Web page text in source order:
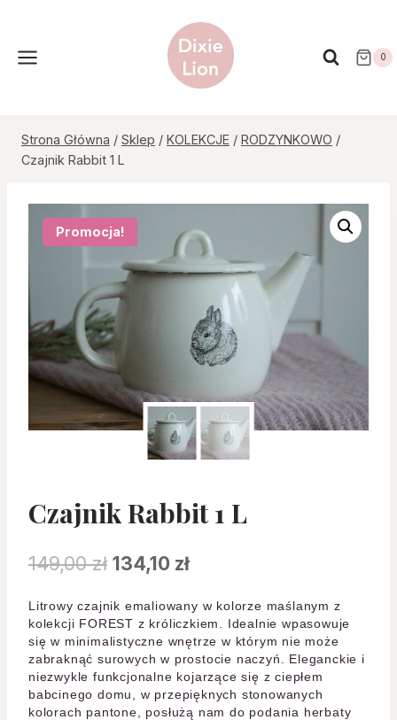
treści
0
Strona Główna / Sklep / KOLEKCJE / RODZYNKOWO /
Czajnik Rabbit 1 L
Promocja!
Czajnik Rabbit 1 L
149,00zł Pierwotna
wynosiła:
149,00 zł.
134,10 złAktualna
wynosi:
134,10 zł.
Litrowy czajnik emaliowany w kolorze maślanym z
kolekcji FOREST z króliczkiem. Idealnie wpasowuje
się w minimalistyczne wnętrze w którym nie może
zabraknąć surowych w prostocie naczyń. Eleganckie i
niezwykle funkcjonalne kojarzące się z ciepłem
babcinego domu, w przepięknych stonowanych
kolorach pantone, posłużą nam do podania herbaty